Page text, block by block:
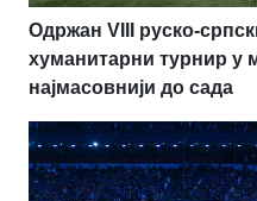
Одржан VIII руско-
хуманитарни турнир у
најмасовнији до сада